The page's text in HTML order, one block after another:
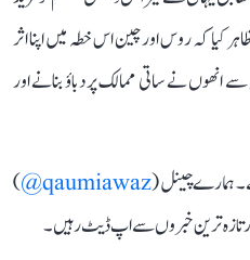
کیا کہ روس اور چین اس خطہ میں اپنا اثر
انھوں نے ساتی ممالک پر دباؤ بنانے اور
ہمارے چینل (qaumiawaz@
)
تازہ ترین خبروں سے اپ ڈیٹ رہیں۔